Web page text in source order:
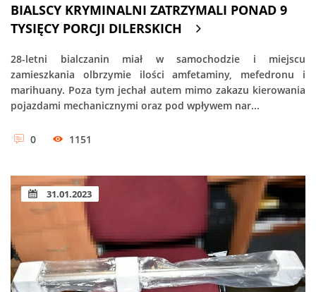
BIALSCY KRYMINALNI ZATRZYMALI PONAD 9
TYSIĘCY PORCJI DILERSKICH
28-letni bialczanin miał w samochodzie i miejscu
zamieszkania olbrzymie ilości amfetaminy, mefedronu i
marihuany. Poza tym jechał autem mimo zakazu kierowania
pojazdami mechanicznymi oraz pod wpływem nar...
0 1151
31.01.2023